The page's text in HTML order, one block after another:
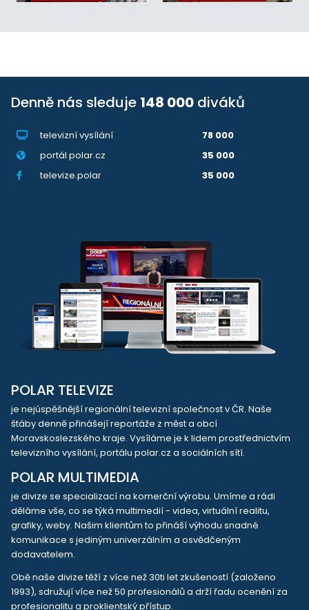
Denně nás sleduje 148 000 diváků
televizní vysílání
78 000
portál polar.cz
35 000
televize.polar
35 000
POLAR TELEVIZE
je nejúspěšnější regionální televizní společnost v ČR. Naše
štáby denně přinášejí reportáže z měst a obcí
Moravskoslezského kraje. Vysíláme je k lidem prostřednictvím
televizního vysílání, portálu polar.cz a sociálních sítí.
POLAR MULTIMEDIA
je divize se specializací na komerční výrobu. Umíme a rádi
děláme vše, co se týká multimedií - videa, virtuální realitu,
grafiky, weby. Našim klientům to přináší výhodu snadné
komunikace s jediným univerzálním a osvědčeným
dodavatelem.
Obě naše divize těží z více než 30ti let zkušeností (založeno
1993), sdružují více než 50 profesionálů a drží řadu ocenění za
profesionalitu a proklientský přístup.